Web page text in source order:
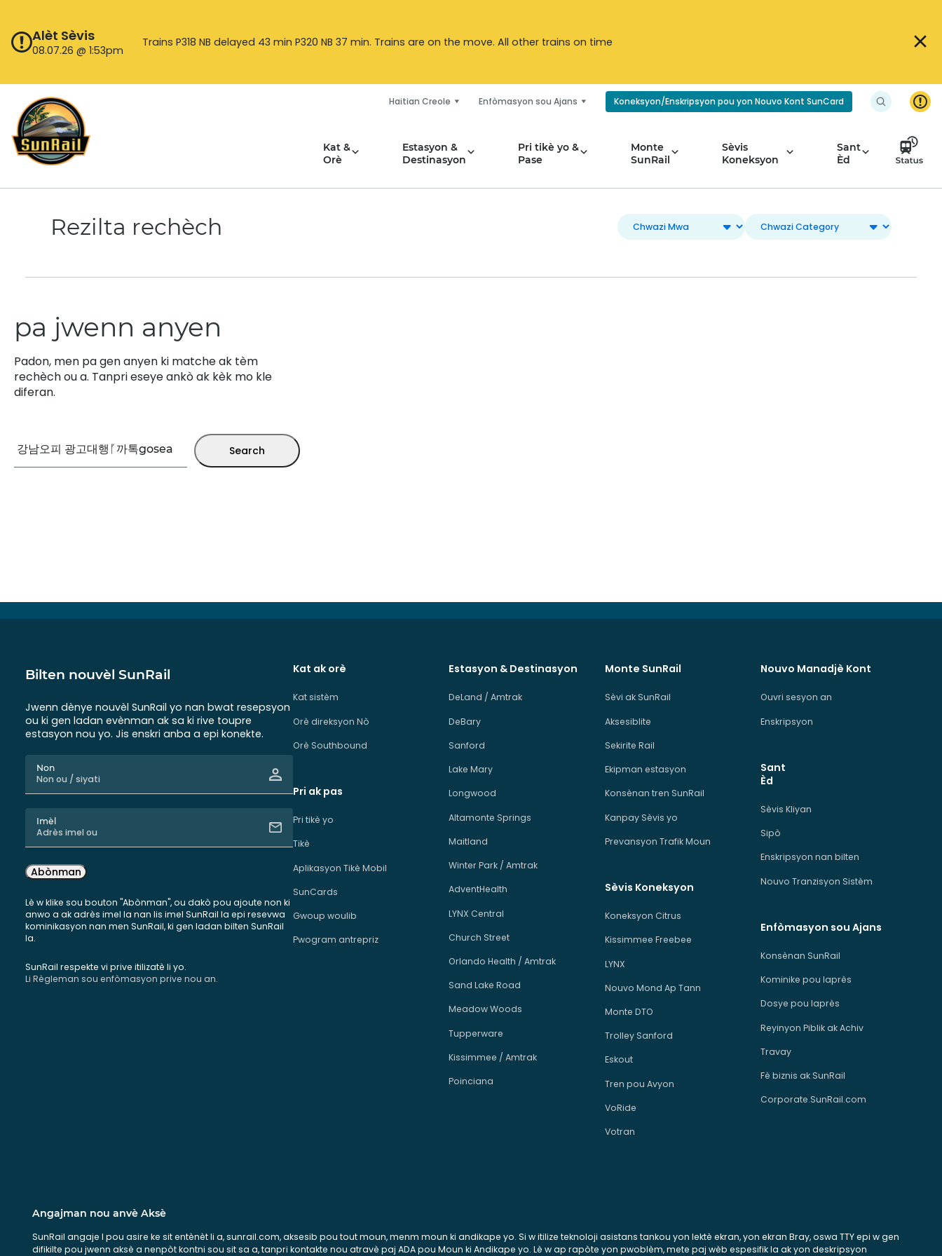
kontniAlèt Sèvis
08.07.26 @ 1:53pm
Trains P318 NB delayed 43 min P320 NB 37 min. Trains are on the move. All other trains on time
Haitian Creole Enfòmasyon sou Ajans Koneksyon/Enskripsyon pou yon Nouvo Kont SunCard
Kat &
Orè
Estasyon &
Destinasyon
Pri tikè yo &
Pase
Monte
SunRail
Sèvis
Koneksyon
Sant
Èd
Rezilta rechèch
pa jwenn anyen
Padon, men pa gen anyen ki matche ak tèm
rechèch ou a. Tanpri eseye ankò ak kèk mo kle
diferan.
Bilten nouvèl SunRail
Jwenn dènye nouvèl SunRail yo nan bwat resepsyon
ou ki gen ladan evènman ak sa ki rive toupre
estasyon nou yo. Jis enskri anba a epi konekte.
Non
Imèl
Abònman
Lè w klike sou bouton "Abònman", ou dakò pou ajoute non ki
anwo a ak adrès imel la nan lis imel SunRail la epi resevwa
kominikasyon nan men SunRail, ki gen ladan bilten SunRail
la.
SunRail respekte vi prive itilizatè li yo.
Li Règleman sou enfòmasyon prive nou an.
Kat ak orè
Kat sistèm
Orè direksyon Nò
Orè Southbound
Pri ak pas
Pri tikè yo
Tikè
Aplikasyon Tikè Mobil
SunCards
Gwoup woulib
Pwogram antrepriz
Estasyon & Destinasyon
DeLand / Amtrak
DeBary
Sanford
Lake Mary
Longwood
Altamonte Springs
Maitland
Winter Park / Amtrak
AdventHealth
LYNX Central
Church Street
Orlando Health / Amtrak
Sand Lake Road
Meadow Woods
Tupperware
Kissimmee / Amtrak
Poinciana
Monte SunRail
Sèvi ak SunRail
Aksesiblite
Sekirite Rail
Ekipman estasyon
Konsènan tren SunRail
Kanpay Sèvis yo
Prevansyon Trafik Moun
Sèvis Koneksyon
Koneksyon Citrus
Kissimmee Freebee
LYNX
Nouvo Mond Ap Tann
Monte DTO
Trolley Sanford
Eskout
Tren pou Avyon
VoRide
Votran
Nouvo Manadjè Kont
Ouvri sesyon an
Enskripsyon
Sant
Èd
Sèvis Kliyan
Sipò
Enskripsyon nan bilten
Nouvo Tranzisyon Sistèm
Enfòmasyon sou Ajans
Konsènan SunRail
Kominike pou laprès
Dosye pou laprès
Reyinyon Piblik ak Achiv
Travay
Fè biznis ak SunRail
Corporate.SunRail.com
Angajman nou anvè Aksè
SunRail angaje l pou asire ke sit entènèt li a, sunrail.com, aksesib pou tout moun, menm moun ki andikape yo. Si w itilize teknoloji asistans tankou yon lektè ekran, yon ekran Bray, oswa TTY epi w gen
difikilte pou jwenn aksè a nenpòt kontni sou sit sa a, tanpri kontakte nou atravè paj ADA pou Moun ki Andikape yo. Lè w ap rapòte yon pwoblèm, mete paj wèb espesifik la ak yon deskripsyon